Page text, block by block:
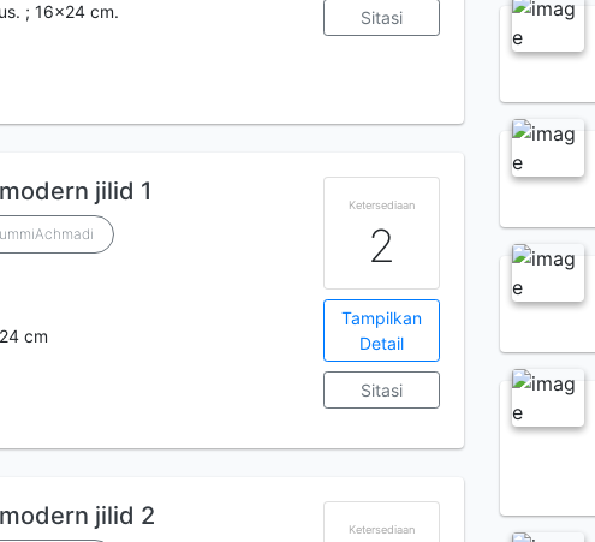
; 16x24 cm. Sitasi
jilid 1
cm
Ketersediaan
2
Tampilkan
Detail
Sitasi
jilid 2 Ketersediaan